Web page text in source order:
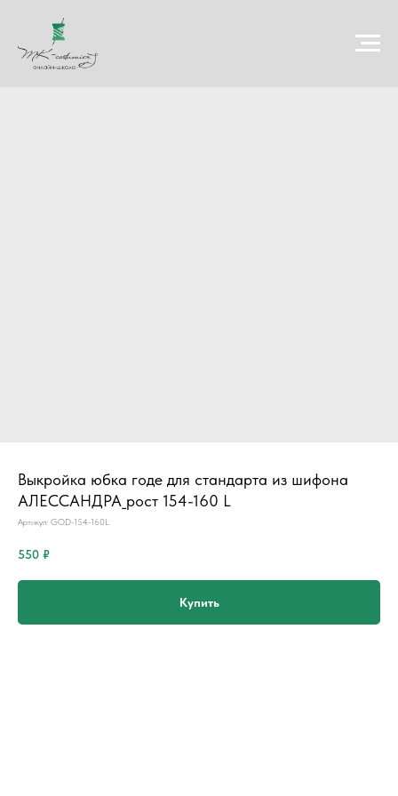
Выкройка юбка годе для стандарта из шифона
АЛЕССАНДРА_рост 154-160 L
Артикул: GOD-154-160L
550 ₽
Купить